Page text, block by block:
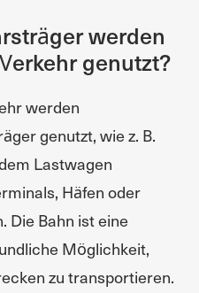
werden
genutzt?
werden
genutzt, wie z. B.
Lastwagen
Häfen oder
Die Bahn ist eine
Möglichkeit,
zu transportieren.